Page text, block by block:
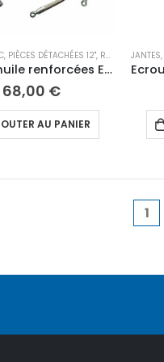
DÉTACHÉES 12"
, PIÈCES DÉTACHÉES 12", REFROIDISSEMENT
Durites huile renforcées Exact ART/ VMC 160 cc
68,00 €
AU PANIER
JANTES,
1